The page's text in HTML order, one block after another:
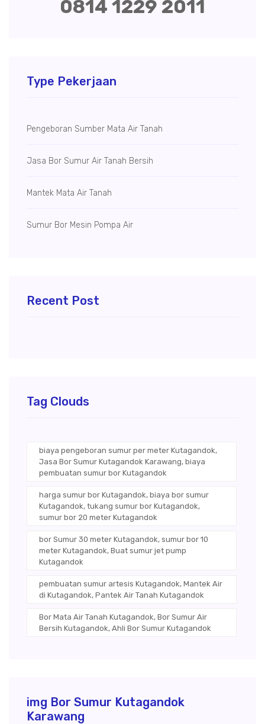
0814 1229 2011
Type Pekerjaan
Pengeboran Sumber Mata Air Tanah
Jasa Bor Sumur Air Tanah Bersih
Mantek Mata Air Tanah
Sumur Bor Mesin Pompa Air
Recent Post
Tag Clouds
biaya pengeboran sumur per meter Kutagandok,
Jasa Bor Sumur Kutagandok Karawang, biaya
pembuatan sumur bor Kutagandok
harga sumur bor Kutagandok, biaya bor sumur
Kutagandok, tukang sumur bor Kutagandok,
sumur bor 20 meter Kutagandok
bor Sumur 30 meter Kutagandok, sumur bor 10
meter Kutagandok, Buat sumur jet pump
Kutagandok
pembuatan sumur artesis Kutagandok, Mantek Air
di Kutagandok, Pantek Air Tanah Kutagandok
Bor Mata Air Tanah Kutagandok, Bor Sumur Air
Bersih Kutagandok, Ahli Bor Sumur Kutagandok
img Bor Sumur Kutagandok
Karawang